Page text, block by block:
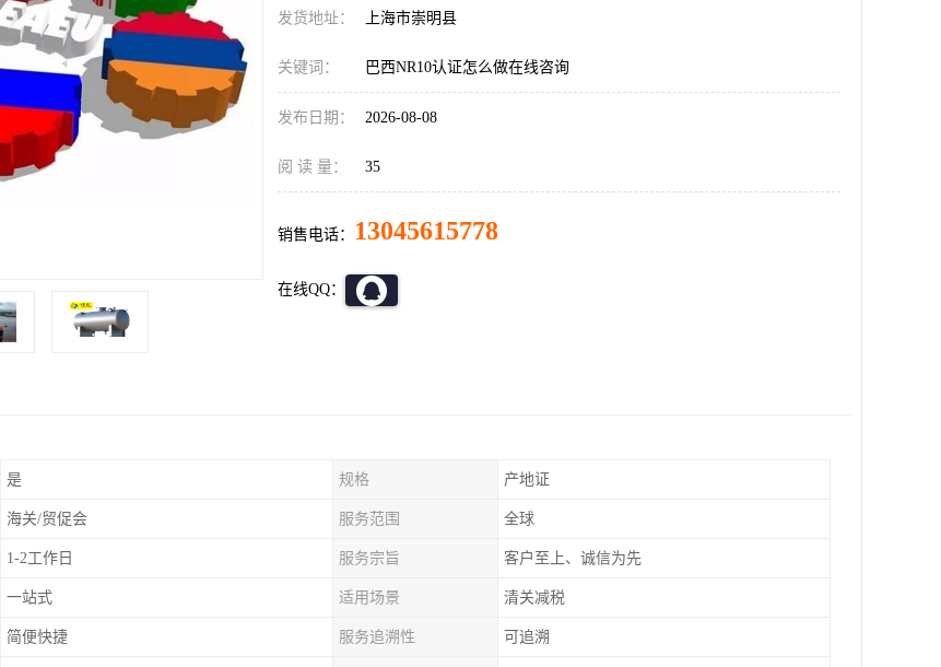
发货地址： 上海市崇明县
关键词： 巴西NR10认证怎么做在线咨询
发布日期： 2026-08-08
阅 读 量： 35
销售电话： 13045615778
在线QQ：
是 规格 产地证
海关/贸促会 服务范围 全球
1-2工作日 服务宗旨 客户至上、诚信为先
一站式 适用场景 清关减税
简便快捷 服务追溯性 可追溯